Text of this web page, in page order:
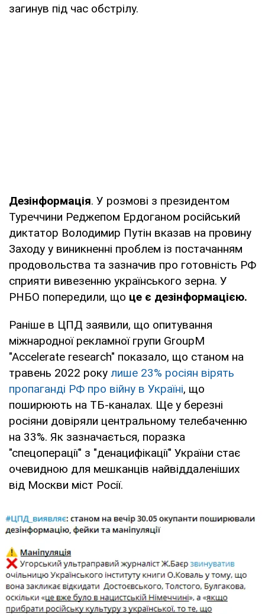
загинув під час обстрілу.
Дезінформація. У розмові з президентом
Туреччини Реджепом Ердоганом російський
диктатор Володимир Путін вказав на провину
Заходу у виникненні проблем із постачанням
продовольства та зазначив про готовність РФ
сприяти вивезенню українського зерна. У
РНБО попередили, що це є дезінформацією.
Раніше в ЦПД заявили, що опитування
міжнародної рекламної групи GroupM
"Accelerate research" показало, що станом на
травень 2022 року лише 23% росіян вірять
пропаганді РФ про війну в Україні, що
поширюють на ТБ-каналах. Ще у березні
росіяни довіряли центральному телебаченню
на 33%. Як зазначається, поразка
"спецоперації" з "денацифікації" України стає
очевидною для мешканців найвіддаленіших
від Москви міст Росії.